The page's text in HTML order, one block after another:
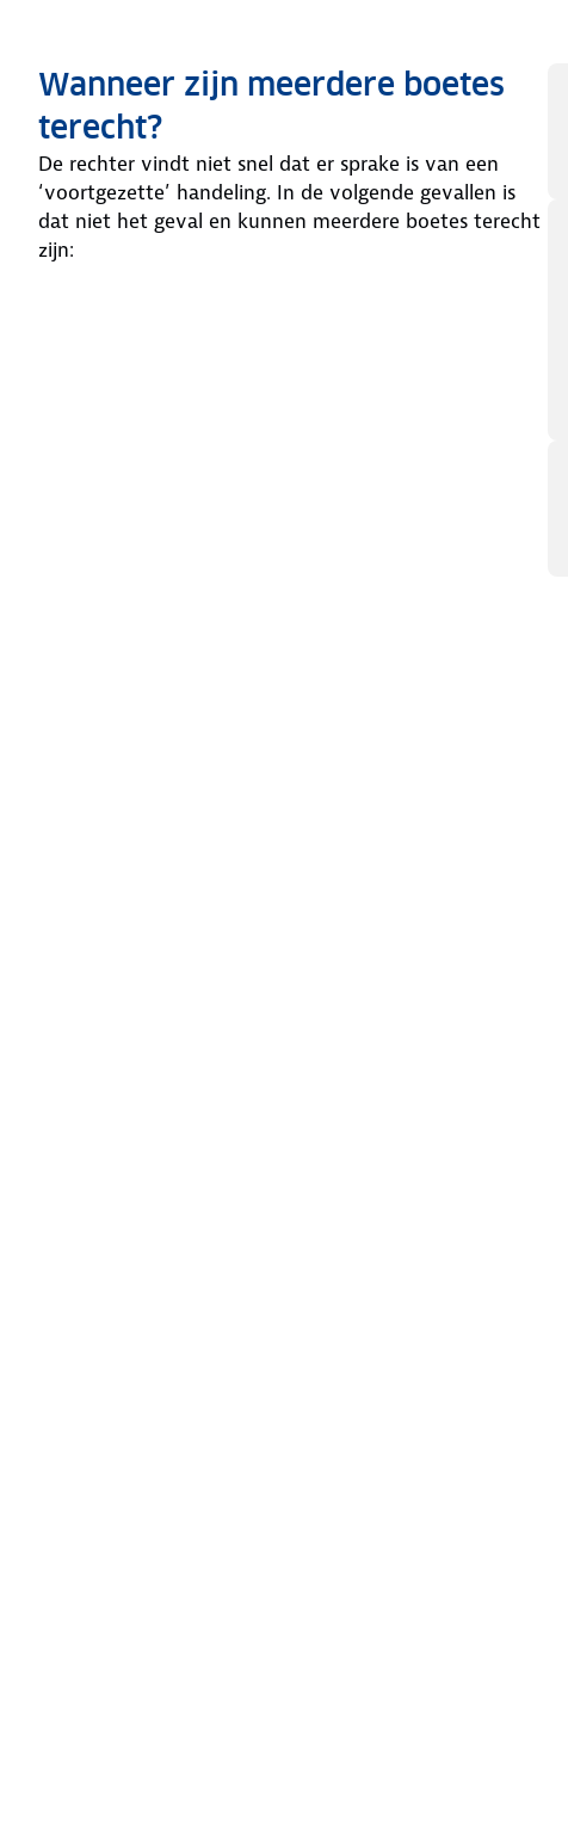
Wanneer zijn meerdere boetes
terecht?
De rechter vindt niet snel dat er sprake is van een
‘voortgezette’ handeling. In de volgende gevallen is
dat niet het geval en kunnen meerdere boetes terecht
zijn: